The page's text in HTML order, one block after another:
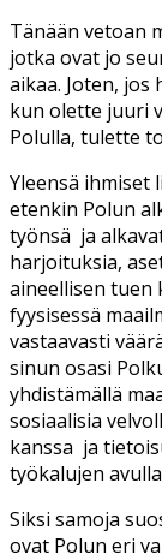
Tänään vetoan
jotka ovat jo
aikaa. Joten,
kun olette juuri
Polulla, tulette
Yleensä ihmiset
etenkin Polun
työnsä ja
harjoituksia,
aineellisen tuen
fyysisessä
vastaavasti
sinun osasi
yhdistämällä
sosiaalisia
kanssa ja
työkalujen
Siksi samoja
ovat Polun eri